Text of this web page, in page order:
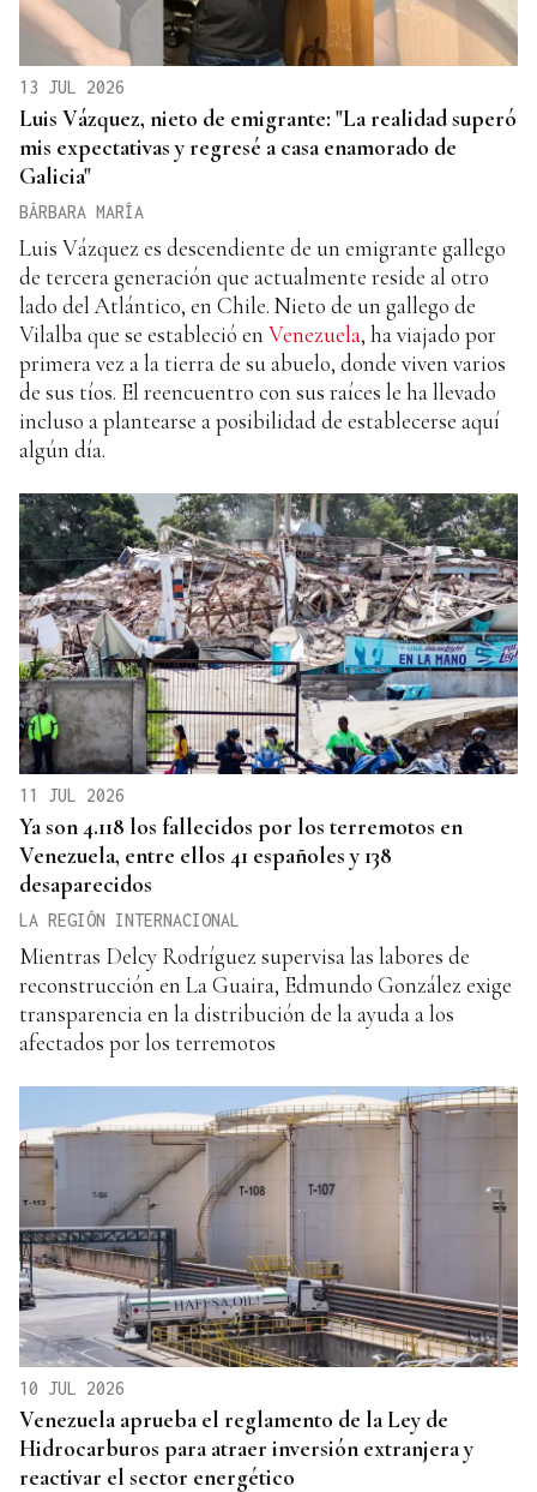
13 JUL 2026
Luis Vázquez, nieto de emigrante: "La realidad superó
mis expectativas y regresé a casa enamorado de
Galicia"
BÁRBARA MARÍA
Luis Vázquez es descendiente de un emigrante gallego
de tercera generación que actualmente reside al otro
lado del Atlántico, en Chile. Nieto de un gallego de
Vilalba que se estableció en Venezuela, ha viajado por
primera vez a la tierra de su abuelo, donde viven varios
de sus tíos. El reencuentro con sus raíces le ha llevado
incluso a plantearse a posibilidad de establecerse aquí
algún día.
11 JUL 2026
Ya son 4.118 los fallecidos por los terremotos en
Venezuela, entre ellos 41 españoles y 138
desaparecidos
LA REGIÓN INTERNACIONAL
Mientras Delcy Rodríguez supervisa las labores de
reconstrucción en La Guaira, Edmundo González exige
transparencia en la distribución de la ayuda a los
afectados por los terremotos
10 JUL 2026
Venezuela aprueba el reglamento de la Ley de
Hidrocarburos para atraer inversión extranjera y
reactivar el sector energético